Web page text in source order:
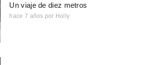
Un viaje de diez metros
hace 7 años por Holly